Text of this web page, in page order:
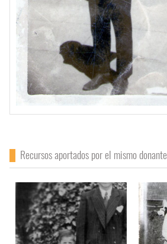
Recursos aportados por el mismo donante